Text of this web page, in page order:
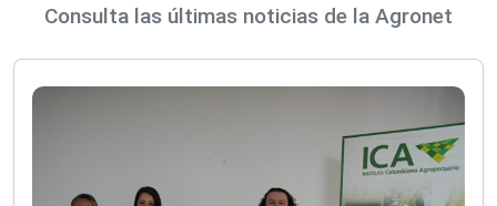
Consulta las últimas noticias de la Agronet